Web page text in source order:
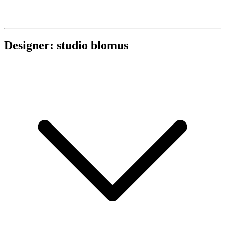
Designer: studio blomus